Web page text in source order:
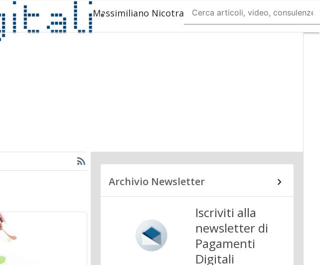
Massimiliano Nicotra Ultimi
articoli
Archivio Newsletter
Iscriviti alla
newsletter di
Pagamenti
Digitali